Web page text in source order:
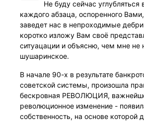
Не буду сейчас углубляться
каждого абзаца, оспоренного
заведет нас в непроходимые
коротко изложу Вам своё
ситуацации и объясню, чем мне не
шушаринское.
В начале 90-х в результате
советской системы, произошла
бескровная РЕВОЛЮЦИЯ,
революционное изменение -
собственность, на основе которой